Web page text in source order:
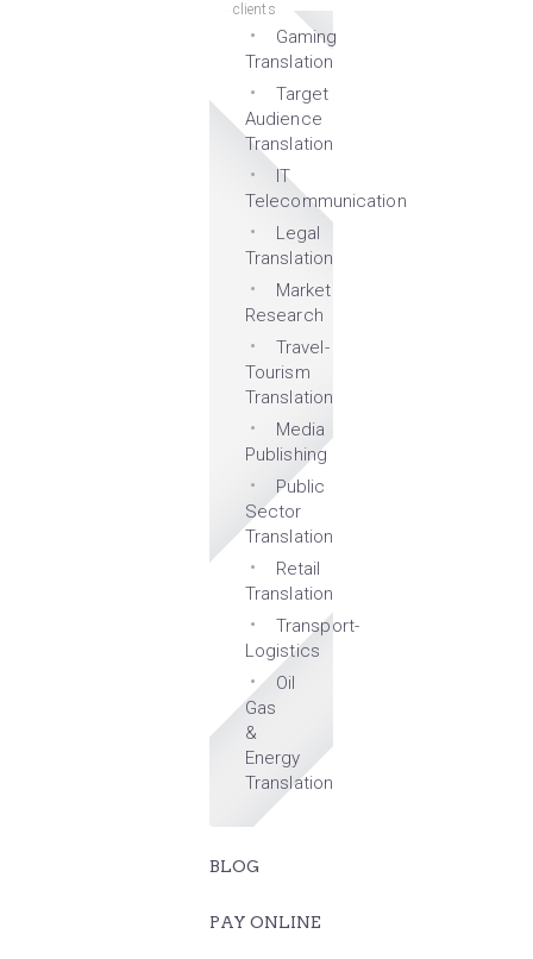
clients
Gaming
Translation
Target
Audience
Translation
IT
Telecommunication
Legal
Translation
Market
Research
Travel-
Tourism
Translation
Media
Publishing
Public
Sector
Translation
Retail
Translation
Transport-
Logistics
Oil
Gas
&
Energy
Translation
BLOG
PAY ONLINE